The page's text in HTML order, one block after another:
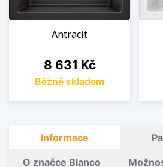
Antracit
Cena
8 631 Kč
Běžně skladem
Informace
O značce Blanco